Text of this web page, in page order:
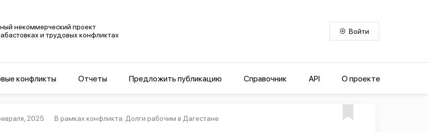
некоммерческий проект
и трудовых конфликтах
Войти
конфликты Отчеты Предложить публикацию Справочник API О проекте
2025 В рамках конфликта: Долги рабочим в Дагестане